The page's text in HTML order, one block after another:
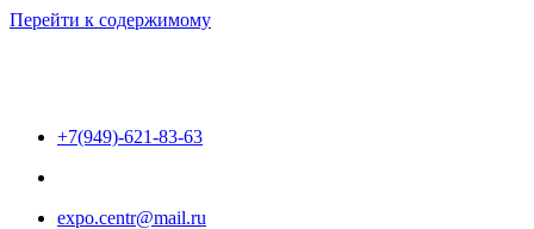
Перейти к содержимому
+7(949)-621-83-63
expo.centr@mail.ru